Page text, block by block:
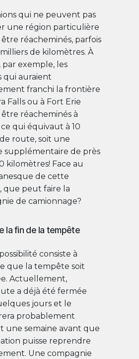
qui ne peuvent pas
une région particulière
réacheminés, parfois
de kilomètres. À
par exemple, les
qui auraient
franchi la frontière
Falls ou à Fort Erie
réacheminés à
qui équivaut à 10
route, soit une
supplémentaire de près
kilomètres! Face au
de cette
que peut faire la
de camionnage?
la fin de la tempête
consiste à
que la tempête soit
Actuellement,
a déjà été fermée
jours et le
probablement
une semaine avant que
puisse reprendre
Une compagnie